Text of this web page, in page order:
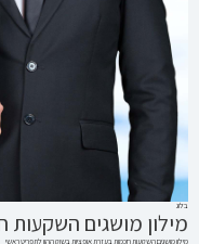
בלוג
מילון מושגים השקעות
מילון מושגים השקעות חכמות בעזרת אופציות בשוק ההון לתפריט ראשי